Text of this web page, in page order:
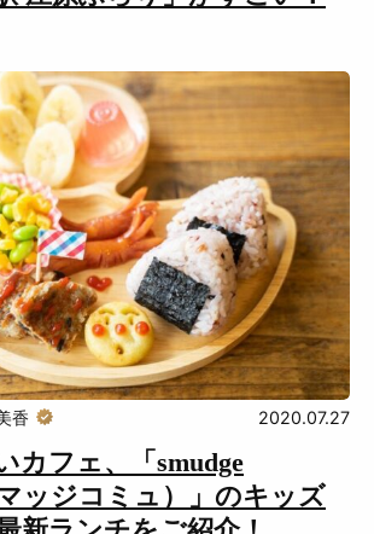
カフェ、「smudge
ッジコミュ）」のキッズ
香 2020.07.27